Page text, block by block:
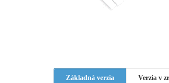
Základná verzia Verzia v